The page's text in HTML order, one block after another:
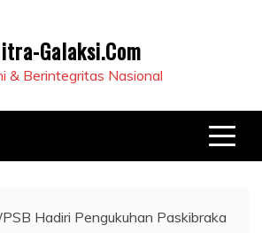
Galaksi.Com
& Berintegritas Nasional